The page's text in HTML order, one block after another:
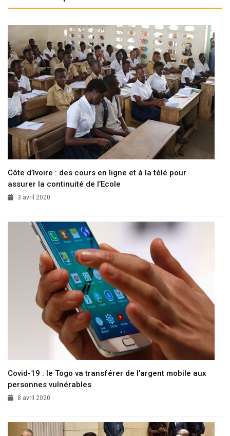
Côte d’Ivoire : des cours en ligne et à la télé pour
assurer la continuité de l’Ecole
3 avril 2020
Covid-19 : le Togo va transférer de l’argent mobile aux
personnes vulnérables
8 avril 2020